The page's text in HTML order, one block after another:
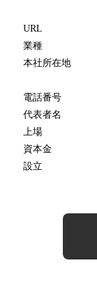
URL
業種
本社所在地
電話番号
代表者名
上場
資本金
設立